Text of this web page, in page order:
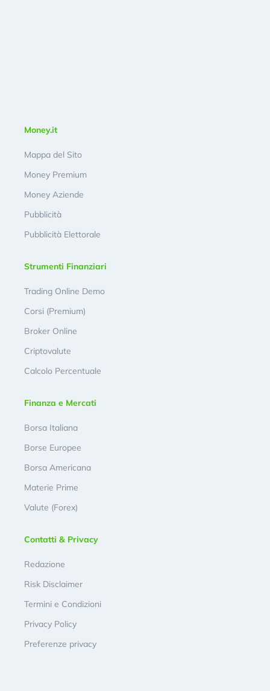
Money.it
Mappa del Sito
Money Premium
Money Aziende
Pubblicità
Pubblicità Elettorale
Strumenti Finanziari
Trading Online Demo
Corsi (Premium)
Broker Online
Criptovalute
Calcolo Percentuale
Finanza e Mercati
Borsa Italiana
Borse Europee
Borsa Americana
Materie Prime
Valute (Forex)
Contatti & Privacy
Redazione
Risk Disclaimer
Termini e Condizioni
Privacy Policy
Preferenze privacy